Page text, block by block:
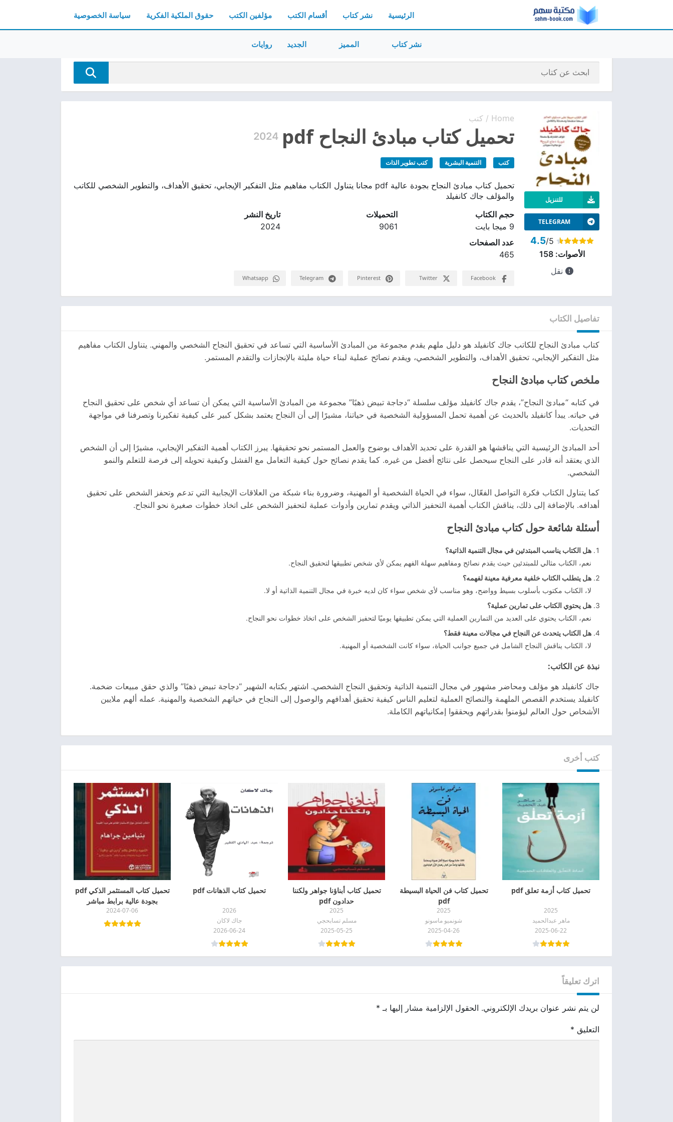
الرئيسية نشر كتاب أقسام الكتب مؤلفين الكتب حقوق الملكية الفكرية سياسة الخصوصية
نشر كتاب المميز الجديد روايات
Home
/ كتب
تحميل كتاب مبادئ النجاح pdf 2024
كتب التنمية البشرية كتب تطوير الذات
تحميل كتاب مبادئ النجاح بجودة عالية pdf مجانا يتناول الكتاب مفاهيم مثل التفكير الإيجابي، تحقيق الأهداف، والتطوير الشخصي للكاتب
والمؤلف جاك كانفيلد
للتنزيل
TELEGRAM
4.5/5
الأصوات:158
نقل
حجم الكتاب
9 ميجا بايت
التحميلات
9061
تاريخ النشر
2024
عدد الصفحات
465
Facebook
Twitter
Pinterest
Telegram
Whatsapp
تفاصيل الكتاب
كتاب مبادئ النجاح للكاتب جاك كانفيلد هو دليل ملهم يقدم مجموعة من المبادئ الأساسية التي تساعد في تحقيق النجاح الشخصي والمهني. يتناول الكتاب مفاهيم
مثل التفكير الإيجابي، تحقيق الأهداف، والتطوير الشخصي، ويقدم نصائح عملية لبناء حياة مليئة بالإنجازات والتقدم المستمر.
ملخص كتاب مبادئ النجاح
في كتابه “مبادئ النجاح”، يقدم جاك كانفيلد مؤلف سلسلة “دجاجة تبيض ذهبًا” مجموعة من المبادئ الأساسية التي يمكن أن تساعد أي شخص على تحقيق النجاح
في حياته. يبدأ كانفيلد بالحديث عن أهمية تحمل المسؤولية الشخصية في حياتنا، مشيرًا إلى أن النجاح يعتمد بشكل كبير على كيفية تفكيرنا وتصرفنا في مواجهة
التحديات.
أحد المبادئ الرئيسية التي يناقشها هو القدرة على تحديد الأهداف بوضوح والعمل المستمر نحو تحقيقها. يبرز الكتاب أهمية التفكير الإيجابي، مشيرًا إلى أن الشخص
الذي يعتقد أنه قادر على النجاح سيحصل على نتائج أفضل من غيره. كما يقدم نصائح حول كيفية التعامل مع الفشل وكيفية تحويله إلى فرصة للتعلم والنمو
الشخصي.
كما يتناول الكتاب فكرة التواصل الفعّال، سواء في الحياة الشخصية أو المهنية، وضرورة بناء شبكة من العلاقات الإيجابية التي تدعم وتحفز الشخص على تحقيق
أهدافه. بالإضافة إلى ذلك، يناقش الكتاب أهمية التحفيز الذاتي ويقدم تمارين وأدوات عملية لتحفيز الشخص على اتخاذ خطوات صغيرة نحو النجاح.
أسئلة شائعة حول كتاب مبادئ النجاح
هل الكتاب يناسب المبتدئين في مجال التنمية الذاتية؟
نعم، الكتاب مثالي للمبتدئين حيث يقدم نصائح ومفاهيم سهلة الفهم يمكن لأي شخص تطبيقها لتحقيق النجاح.
هل يتطلب الكتاب خلفية معرفية معينة لفهمه؟
لا، الكتاب مكتوب بأسلوب بسيط وواضح، وهو مناسب لأي شخص سواء كان لديه خبرة في مجال التنمية الذاتية أو لا.
هل يحتوي الكتاب على تمارين عملية؟
نعم، الكتاب يحتوي على العديد من التمارين العملية التي يمكن تطبيقها يوميًا لتحفيز الشخص على اتخاذ خطوات نحو النجاح.
هل الكتاب يتحدث عن النجاح في مجالات معينة فقط؟
لا، الكتاب يناقش النجاح الشامل في جميع جوانب الحياة، سواء كانت الشخصية أو المهنية.
نبذة عن الكاتب:
جاك كانفيلد هو مؤلف ومحاضر مشهور في مجال التنمية الذاتية وتحقيق النجاح الشخصي. اشتهر بكتابه الشهير “دجاجة تبيض ذهبًا” والذي حقق مبيعات ضخمة.
كانفيلد يستخدم القصص الملهمة والنصائح العملية لتعليم الناس كيفية تحقيق أهدافهم والوصول إلى النجاح في حياتهم الشخصية والمهنية. عمله ألهم ملايين
الأشخاص حول العالم ليؤمنوا بقدراتهم ويحققوا إمكانياتهم الكاملة.
كتب أخرى
تحميل كتاب أزمة تعلق pdf
2025
ماهر عبدالحميد
2025-06-22
تحميل كتاب فن الحياة البسيطة
pdf
2025
شونميو ماسونو
2025-04-26
تحميل كتاب أبناؤنا جواهر ولكننا
حدادون pdf
2025
مسلم تسابحجي
2025-05-25
تحميل كتاب الذهانات pdf
2026
جاك لاكان
2026-06-24
تحميل كتاب المستثمر الذكي pdf
بجودة عالية برابط مباشر
2024-07-06
اترك تعليقاً
لن يتم نشر عنوان بريدك الإلكتروني. الحقول الإلزامية مشار إليها بـ *
التعليق *